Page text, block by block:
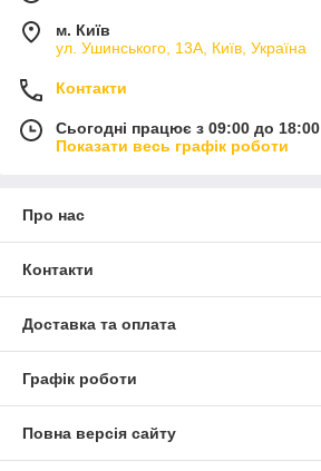
м. Київ
ул. Ушинського, 13А, Київ, Україна
Контакти
Сьогодні працює з 09:00 до 18:00
Показати весь графік роботи
Про нас
Контакти
Доставка та оплата
Графік роботи
Повна версія сайту